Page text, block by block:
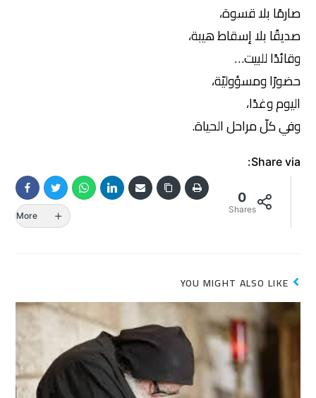
صارمًا بلا قسوة،
صديقًا بلا إسقاط هيبة،
وقائدًا للبيت…
حضورًا ومسؤوليّة،
اليوم وغدًا،
وفي كلّ مراحل الحياة.
Share via:
0
Shares
More
YOU MIGHT ALSO LIKE